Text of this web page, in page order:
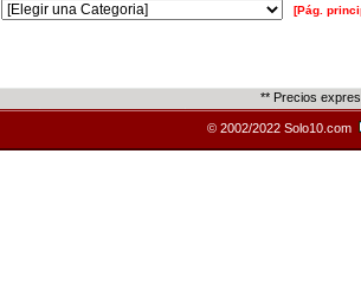
[Pág.
** Precios
© 2002/2022 Solo10.com